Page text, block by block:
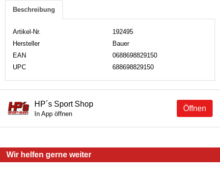
Beschreibung
Artikel-Nr.
192495
Hersteller
Bauer
EAN
0688698829150
UPC
688698829150
Öffnen
HP´s Sport Shop
In App öffnen
Wir helfen gerne weiter